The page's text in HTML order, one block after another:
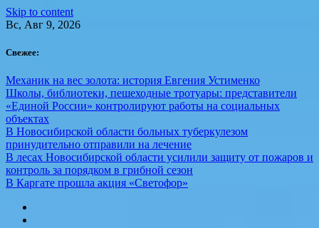
Skip to content
Вс, Авг 9, 2026
Свежее:
Механик на вес золота: история Евгения Устименко
Школы, библиотеки, пешеходные тротуары: представители
«Единой России» контролируют работы на социальных
объектах
В Новосибирской области больных туберкулезом
принудительно отправили на лечение
В лесах Новосибирской области усилили защиту от пожаров и
контроль за порядком в грибной сезон
В Каргате прошла акция «Светофор»